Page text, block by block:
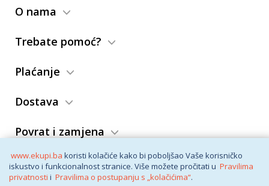
www.ekupi.ba koristi kolačiće kako bi poboljšao Vaše korisničko
iskustvo i funkcionalnost stranice. Više možete pročitati u Pravilima
privatnosti i Pravilima o postupanju s „kolačićima“.
O nama
Trebate pomoć?
Plaćanje
Dostava
Povrat i zamjena
Opći uslovi